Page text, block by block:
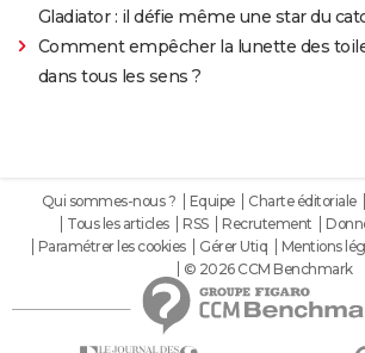
Gladiator : il défie même une star du
Comment empêcher la lunette des
dans tous les sens ?
Qui sommes-nous ? Equipe Charte éditoriale
Tous les articles
RSS Recrutement
Paramétrer les cookies
Gérer Utiq Mentions
© 2026 CCM Benchmark